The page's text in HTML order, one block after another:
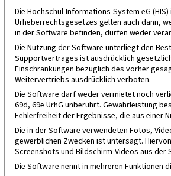
Die Hochschul-Informations-System eG
Urheberrechtsgesetzes gelten auch dann,
in der Software befinden, dürfen weder
Die Nutzung der Software unterliegt den
Supportvertrages ist ausdrücklich
Einschränkungen bezüglich des vorher
Weitervertriebs ausdrücklich verboten.
Die Software darf weder vermietet noch
69d, 69e UrhG unberührt. Gewährleistung
Fehlerfreiheit der Ergebnisse, die aus einer
Die in der Software verwendeten Fotos,
gewerblichen Zwecken ist untersagt.
Screenshots und Bildschirm-Videos aus der
Die Software nennt in mehreren Funktionen